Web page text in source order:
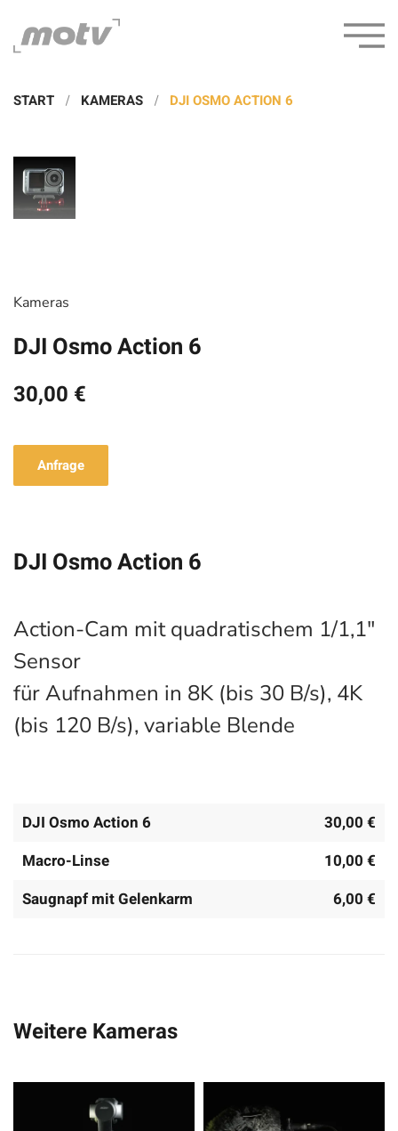
START KAMERAS DJI OSMO ACTION 6
Kameras
DJI Osmo Action 6
30,00 €
Anfrage
DJI Osmo Action 6
Action-Cam mit quadratischem 1/1,1"
Sensor
für Aufnahmen in 8K (bis 30 B/s), 4K
(bis 120 B/s), variable Blende
DJI Osmo Action 6
30,00 €
Macro-Linse
10,00 €
Saugnapf mit Gelenkarm
6,00 €
Weitere Kameras